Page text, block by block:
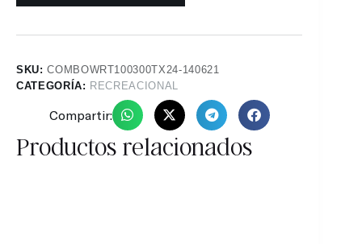
SKU:COMBOWRT100300TX24-140621
CATEGORÍA: RECREACIONAL
Compartir:
Productos relacionados